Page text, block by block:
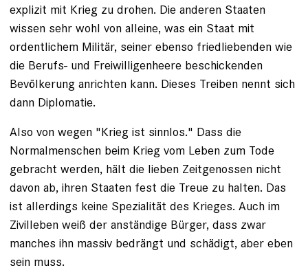
explizit mit Krieg zu drohen. Die anderen Staaten
wissen sehr wohl von alleine, was ein Staat mit
ordentlichem Militär, seiner ebenso friedliebenden wie
die Berufs- und Freiwilligenheere beschickenden
Bevölkerung anrichten kann. Dieses Treiben nennt sich
dann Diplomatie.
Also von wegen "Krieg ist sinnlos." Dass die
Normalmenschen beim Krieg vom Leben zum Tode
gebracht werden, hält die lieben Zeitgenossen nicht
davon ab, ihren Staaten fest die Treue zu halten. Das
ist allerdings keine Spezialität des Krieges. Auch im
Zivilleben weiß der anständige Bürger, dass zwar
manches ihn massiv bedrängt und schädigt, aber eben
sein muss.